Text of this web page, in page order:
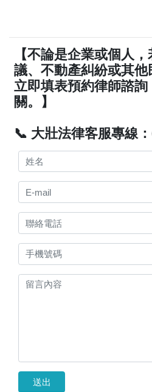
【不論是企業或個人
議、不動產糾紛或其
立即填表預約律師諮
關。】
📞 大壯法律客服專線：
送出